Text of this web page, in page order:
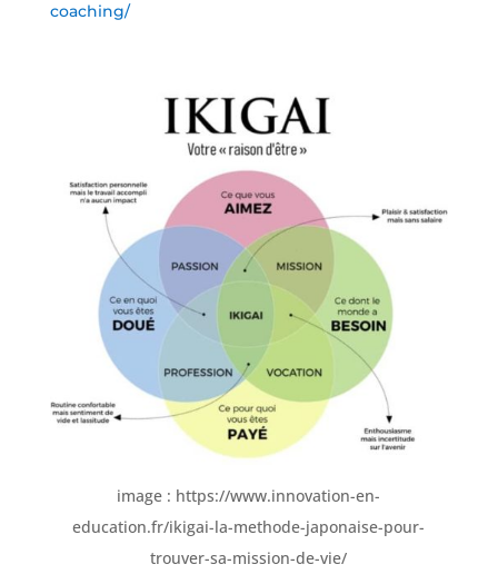
coaching/
image : https://www.innovation-en-
education.fr/ikigai-la-methode-japonaise-pour-
trouver-sa-mission-de-vie/